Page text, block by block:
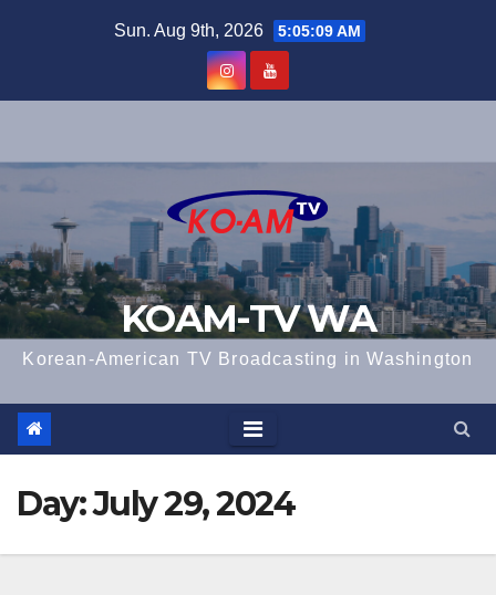
Sun. Aug 9th, 2026 5:05:09 AM
KOAM-TV WA
Korean-American TV Broadcasting in Washington
Day:July 29, 2024